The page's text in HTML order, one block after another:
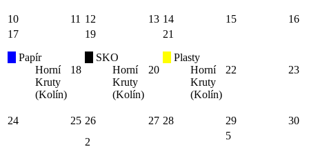
10 11 12 13 14 15
16
17
Papír
Horní
Kruty
(Kolín)
18
19
SKO
Horní
Kruty
(Kolín)
20
21
Plasty
Horní
Kruty
(Kolín)
22 23
24 25 26 27 28 29 30
2
5